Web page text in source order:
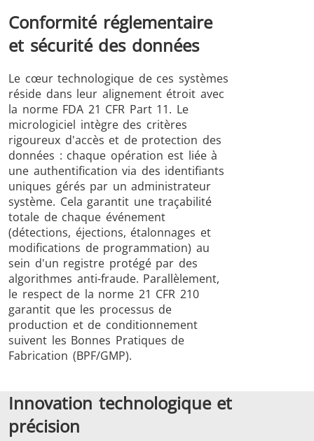
Conformité réglementaire
et sécurité des données
Le cœur technologique de ces systèmes
réside dans leur alignement étroit avec
la norme FDA 21 CFR Part 11. Le
micrologiciel intègre des critères
rigoureux d'accès et de protection des
données : chaque opération est liée à
une authentification via des identifiants
uniques gérés par un administrateur
système. Cela garantit une traçabilité
totale de chaque événement
(détections, éjections, étalonnages et
modifications de programmation) au
sein d'un registre protégé par des
algorithmes anti-fraude. Parallèlement,
le respect de la norme 21 CFR 210
garantit que les processus de
production et de conditionnement
suivent les Bonnes Pratiques de
Fabrication (BPF/GMP).
Innovation technologique et
précision